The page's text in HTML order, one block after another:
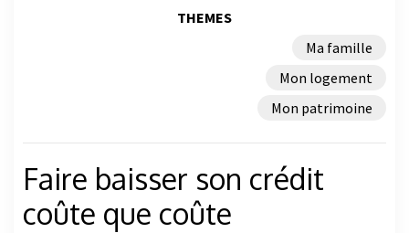
THEMES
Ma famille
Mon logement
Mon patrimoine
Faire baisser son crédit
coûte que coûte